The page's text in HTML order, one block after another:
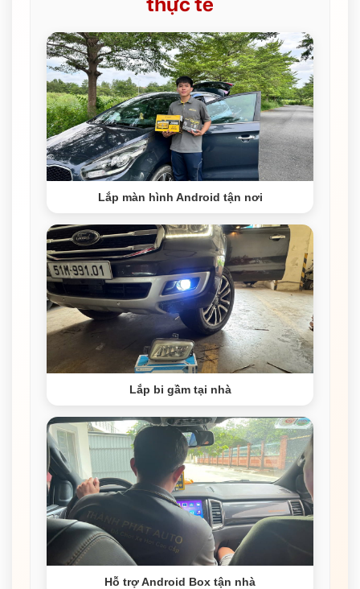
Lắp màn hình Android tận nơi
Lắp bi gầm tại nhà
Hỗ trợ Android Box tận nhà